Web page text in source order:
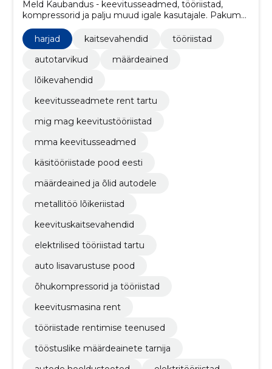
Meld Kaubandus - keevitusseadmed, tööriistad,
kompressorid ja palju muud igale kasutajale. Pakume
seadmete remonti, hooldust ja renti.
harjad
kaitsevahendid
tööriistad
autotarvikud
määrdeained
lõikevahendid
keevitusseadmete rent tartu
mig mag keevitustööriistad
mma keevitusseadmed
käsitööriistade pood eesti
määrdeained ja õlid autodele
metallitöö lõikeriistad
keevituskaitsevahendid
elektrilised tööriistad tartu
auto lisavarustuse pood
õhukompressorid ja tööriistad
keevitusmasina rent
tööriistade rentimise teenused
tööstuslike määrdeainete tarnija